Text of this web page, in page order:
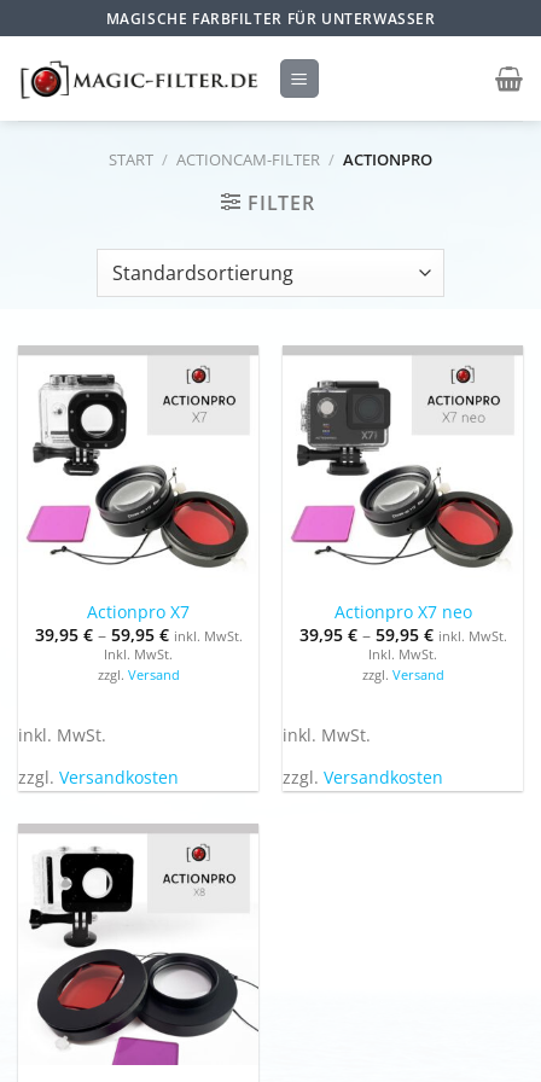
Inhalt
springen
MAGISCHE FARBFILTER FÜR UNTERWASSER
START / ACTIONCAM-FILTER / ACTIONPRO
FILTER
Actionpro X7
39,95 €– 59,95 € inkl. MwSt.
Inkl. MwSt.
zzgl. Versand
inkl. MwSt.
zzgl. Versandkosten
Actionpro X7 neo
39,95 €– 59,95 € inkl. MwSt.
Inkl. MwSt.
zzgl. Versand
inkl. MwSt.
zzgl. Versandkosten